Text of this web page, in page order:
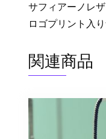
サフィアーノレ
ロゴプリント入
関連商品